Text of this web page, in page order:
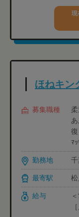
現
ほねキン
募集職種
ﾏｯ
勤務地
最寄駅
給与